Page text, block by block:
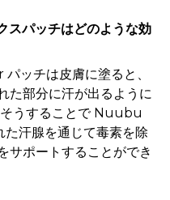
パッチはどのような効
ッチは皮膚に塗ると、
た部分に汗が出るように
うすることで Nuubu
汗腺を通じて毒素を除
サポートすることができ